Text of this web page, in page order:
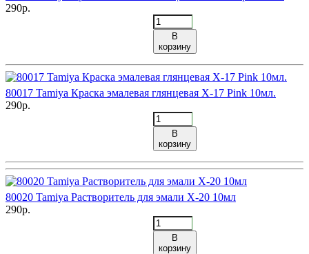
290р.
В
корзину
80017 Tamiya Краска эмалевая глянцевая X-17 Pink 10мл.
290р.
В
корзину
80020 Tamiya Растворитель для эмали X-20 10мл
290р.
В
корзину